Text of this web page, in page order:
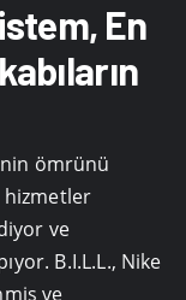
En
ömrünü
hizmetler
ve
B.I.L.L., Nike
ve